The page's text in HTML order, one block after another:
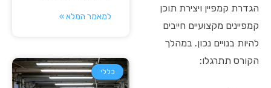
הגדרת קמפיין ויצירת תוכן
קמפיינים מקצועיים חייבים
להיות בנויים נכון. במהלך
הקורס תתרגלו:
למאמר המלא »
כללי